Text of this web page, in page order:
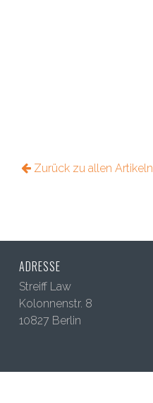
Zurück zu allen Artikeln
ADRESSE
Streiff Law
Kolonnenstr. 8
10827 Berlin